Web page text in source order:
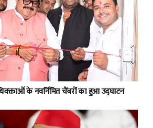
के नवर्निमित चैंबरों का हुआ उद्घाटन